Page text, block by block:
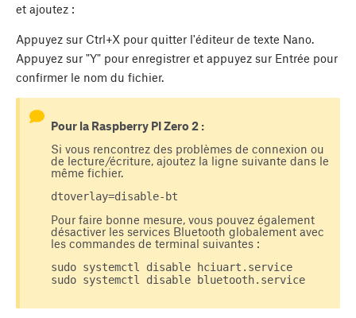
et ajoutez :
Appuyez sur Ctrl+X pour quitter l'éditeur de texte Nano.
Appuyez sur "Y" pour enregistrer et appuyez sur Entrée pour
confirmer le nom du fichier.
Pour la Raspberry PI Zero 2 :
Si vous rencontrez des problèmes de connexion ou
de lecture/écriture, ajoutez la ligne suivante dans le
même fichier.
dtoverlay=disable-bt
Pour faire bonne mesure, vous pouvez également
désactiver les services Bluetooth globalement avec
les commandes de terminal suivantes :
sudo systemctl disable hciuart.service
sudo systemctl disable bluetooth.service